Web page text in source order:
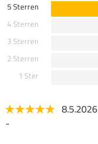
5 Sterren
4 Sterren
3 Sterren
2 Sterren
1 Ster
8.5.2026
-